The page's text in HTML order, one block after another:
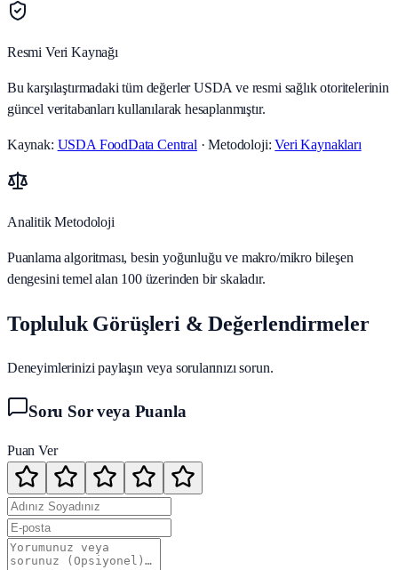
Resmi Veri Kaynağı
Bu karşılaştırmadaki tüm değerler USDA ve resmi sağlık otoritelerinin
güncel veritabanları kullanılarak hesaplanmıştır.
Kaynak: USDA FoodData Central · Metodoloji:Veri Kaynakları
Analitik Metodoloji
Puanlama algoritması, besin yoğunluğu ve makro/mikro bileşen
dengesini temel alan 100 üzerinden bir skaladır.
Topluluk Görüşleri & Değerlendirmeler
Deneyimlerinizi paylaşın veya sorularınızı sorun.
Soru Sor veya Puanla
Puan Ver